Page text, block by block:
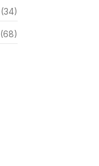
(34)
(68)